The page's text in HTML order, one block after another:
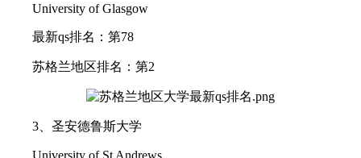
University of Glasgow
最新qs排名：第78
苏格兰地区排名：第2
3、圣安德鲁斯大学
University of St Andrews